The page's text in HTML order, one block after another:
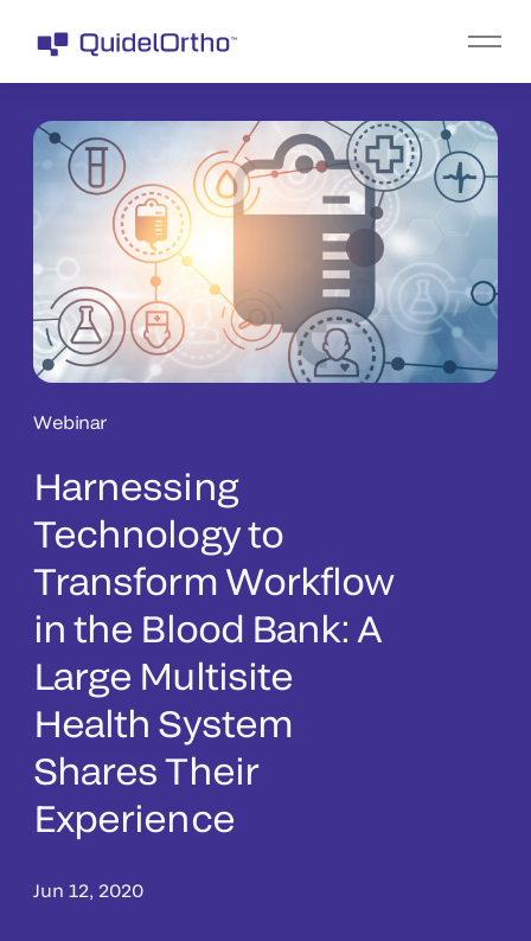
Webinar
Harnessing
Technology to
Transform Workflow
in the Blood Bank: A
Large Multisite
Health System
Shares Their
Experience
Jun 12, 2020